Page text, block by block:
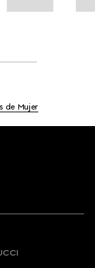
de Mujer